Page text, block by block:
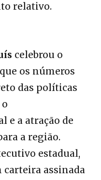
relativo.
celebrou o
os números
das políticas
e a atração de
a região.
estadual,
assinada